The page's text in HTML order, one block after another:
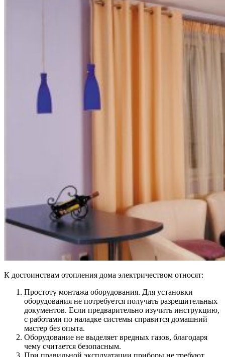
К достоинствам отопления дома электричеством относят:
Простоту монтажа оборудования. Для установки
оборудования не потребуется получать разрешительных
документов. Если предварительно изучить инструкцию,
с работами по наладке системы справится домашний
мастер без опыта.
Оборудование не выделяет вредных газов, благодаря
чему считается безопасным.
При правильной эксплуатации приборы не требуют